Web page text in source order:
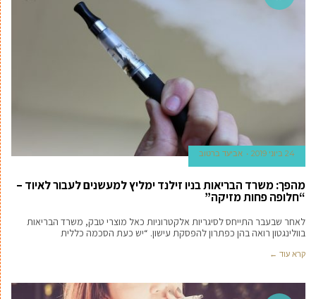
24 ביוני 2019 אביעד ברטוב
מהפך: משרד הבריאות בניו זילנד ימליץ למעשנים לעבור לאיוד –
“חלופה פחות מזיקה”
לאחר שבעבר התייחס לסיגריות אלקטרוניות כאל מוצרי טבק, משרד הבריאות
בוולינגטון רואה בהן כפתרון להפסקת עישון. “יש כעת הסכמה כללית
קרא עוד ←